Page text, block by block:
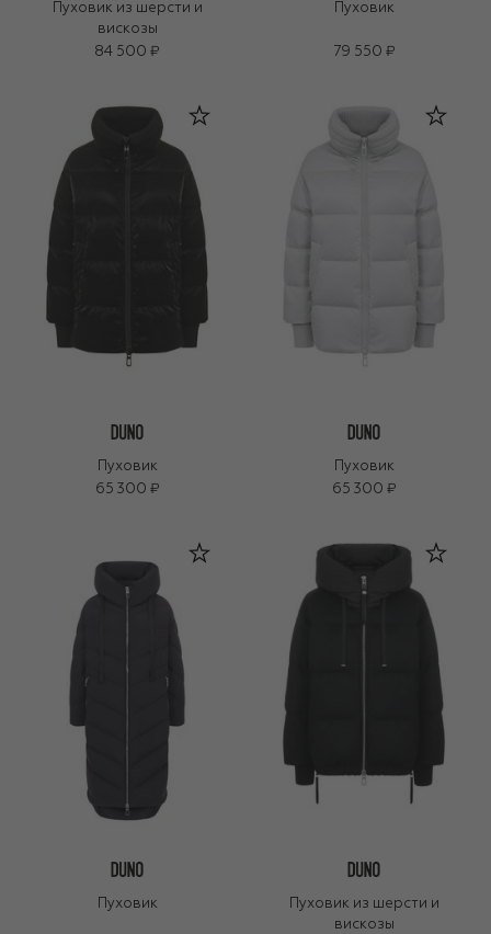
Пуховик из шерсти и
вискозы
84 500 ₽
Пуховик
79 550 ₽
Пуховик
65 300 ₽
Пуховик
65 300 ₽
Пуховик
Пуховик из шерсти и
вискозы